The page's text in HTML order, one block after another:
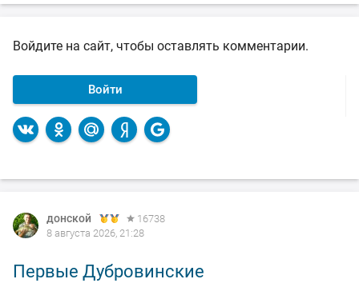
Войдите на сайт, чтобы оставлять комментарии.
Войти
донской
16738
8 августа 2026, 21:28
Первые Дубровинские